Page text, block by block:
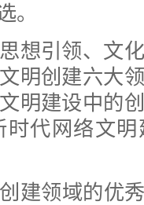
。
引领、文化
明创建六大
明建设中的
代网络文
领域的优秀